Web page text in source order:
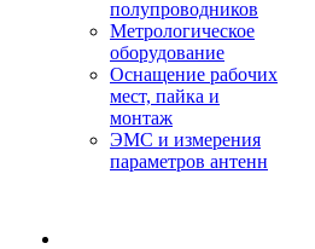
полупроводников
Метрологическое
оборудование
Оснащение рабочих
мест, пайка и
монтаж
ЭМС и измерения
параметров антенн